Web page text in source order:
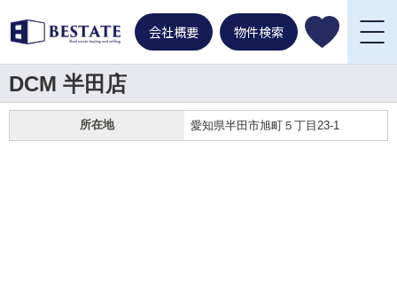
会社概要 物件検索
DCM 半田店
所在地 愛知県半田市旭町５丁目23-1